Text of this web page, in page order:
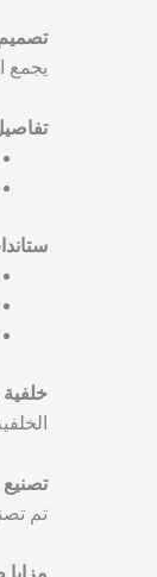
يجمع
خلفية
الخلفية السادة
تم
مزايا